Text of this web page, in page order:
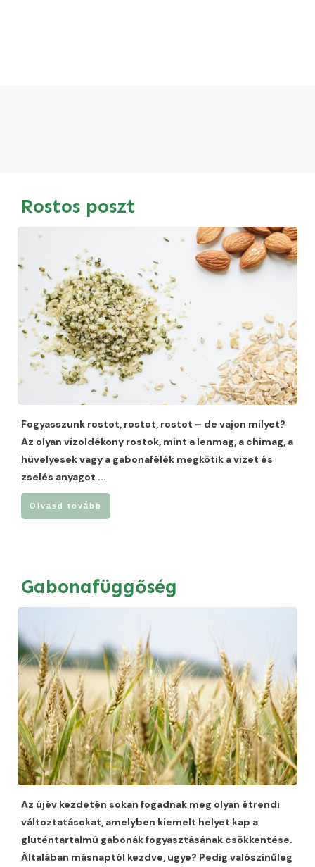
Rostos poszt
Fogyasszunk rostot, rostot, rostot – de vajon milyet?
Az olyan vízoldékony rostok, mint a lenmag, a chimag, a
hüvelyesek vagy a gabonafélék megkötik a vizet és
zselés anyagot ...
Olvasd tovább
Gabonafüggőség
Az újév kezdetén sokan fogadnak meg olyan étrendi
változtatásokat, amelyben kiemelt helyet kap a
gluténtartalmú gabonák fogyasztásának csökkentése.
Általában másnaptól kezdve, ugye? Pedig valószínűleg